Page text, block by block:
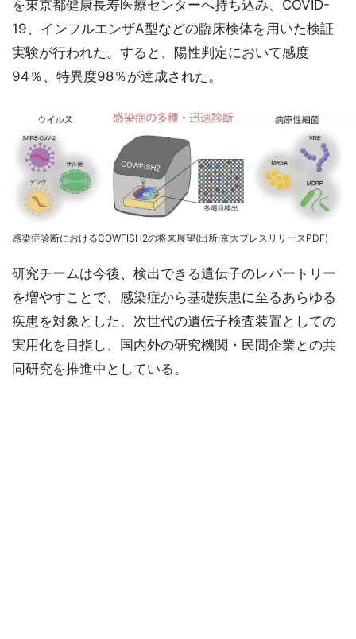
を東京都健康長寿医療センターへ持ち込み、COVID-
19、インフルエンザA型などの臨床検体を用いた検証
実験が行われた。すると、陽性判定において感度
94％、特異度98％が達成された。
感染症診断におけるCOWFISH2の将来展望(出所:京大プレスリリースPDF)
研究チームは今後、検出できる遺伝子のレパートリー
を増やすことで、感染症から基礎疾患に至るあらゆる
疾患を対象とした、次世代の遺伝子検査装置としての
実用化を目指し、国内外の研究機関・民間企業との共
同研究を推進中としている。